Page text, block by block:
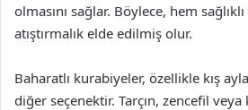
olmasını sağlar. Böylece, hem
atıştırmalık elde edilmiş olur.
Baharatlı kurabiyeler, özellikle kış
diğer seçenektir. Tarçın, zencefil